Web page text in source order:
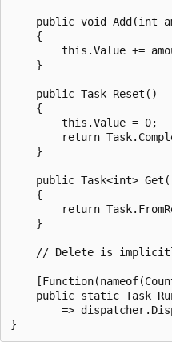
public void Add(int
    {
this.Value +=
    }
    public Task Reset()
    {
        this.Value = 0;
return
    }
public Task<int>
    {
return
    }
// Delete is
public static Task
=>